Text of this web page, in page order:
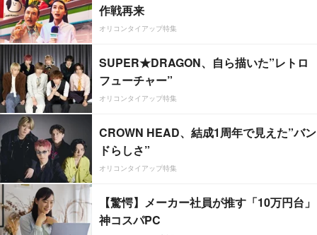
作戦再来
オリコンタイアップ特集
SUPER★DRAGON、自ら描いた”レトロ
フューチャー”
オリコンタイアップ特集
CROWN HEAD、結成1周年で見えた”バン
ドらしさ”
オリコンタイアップ特集
【驚愕】メーカー社員が推す「10万円台」
神コスパPC